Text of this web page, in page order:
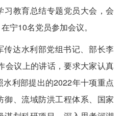
习教育总结专题党员大会，会
宁10名党员参加会议。
传达水利部党组书记、部长李
会议上的讲话，要求大家认真
利部提出的2022年十项重点
、流域防洪工程体系、国家